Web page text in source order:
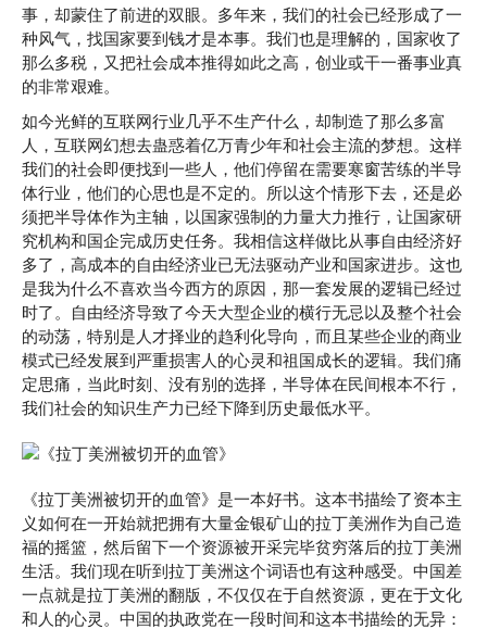
事，却蒙住了前进的双眼。多年来，我们的社会已经形成了一
种风气，找国家要到钱才是本事。我们也是理解的，国家收了
那么多税，又把社会成本推得如此之高，创业或干一番事业真
的非常艰难。
如今光鲜的互联网行业几乎不生产什么，却制造了那么多富
人，互联网幻想去蛊惑着亿万青少年和社会主流的梦想。这样
我们的社会即便找到一些人，他们停留在需要寒窗苦练的半导
体行业，他们的心思也是不定的。所以这个情形下去，还是必
须把半导体作为主轴，以国家强制的力量大力推行，让国家研
究机构和国企完成历史任务。我相信这样做比从事自由经济好
多了，高成本的自由经济业已无法驱动产业和国家进步。这也
是我为什么不喜欢当今西方的原因，那一套发展的逻辑已经过
时了。自由经济导致了今天大型企业的横行无忌以及整个社会
的动荡，特别是人才择业的趋利化导向，而且某些企业的商业
模式已经发展到严重损害人的心灵和祖国成长的逻辑。我们痛
定思痛，当此时刻、没有别的选择，半导体在民间根本不行，
我们社会的知识生产力已经下降到历史最低水平。
《拉丁美洲被切开的血管》是一本好书。这本书描绘了资本主
义如何在一开始就把拥有大量金银矿山的拉丁美洲作为自己造
福的摇篮，然后留下一个资源被开采完毕贫穷落后的拉丁美洲
生活。我们现在听到拉丁美洲这个词语也有这种感受。中国差
一点就是拉丁美洲的翻版，不仅仅在于自然资源，更在于文化
和人的心灵。中国的执政党在一段时间和这本书描绘的无异：